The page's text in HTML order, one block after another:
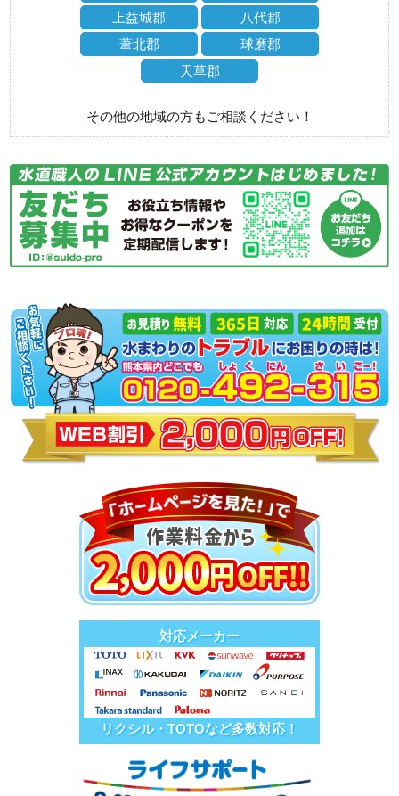
上益城郡
八代郡
葦北郡
球磨郡
天草郡
その他の地域の方もご相談ください！
対応メーカー
リクシル・TOTOなど多数対応！